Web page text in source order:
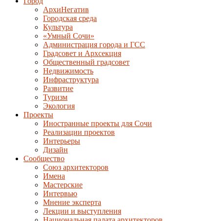
АрхиНегатив
Городская среда
Культура
«Умный Сочи»
Администрация города и ГСС
Градсовет и Архсекция
Общественный градсовет
Недвижимость
Инфраструктура
Развитие
Туризм
Экология
Проекты
Иностранные проекты для Сочи
Реализации проектов
Интерьеры
Дизайн
Сообщество
Союз архитекторов
Имена
Мастерские
Интервью
Мнение эксперта
Лекции и выступления